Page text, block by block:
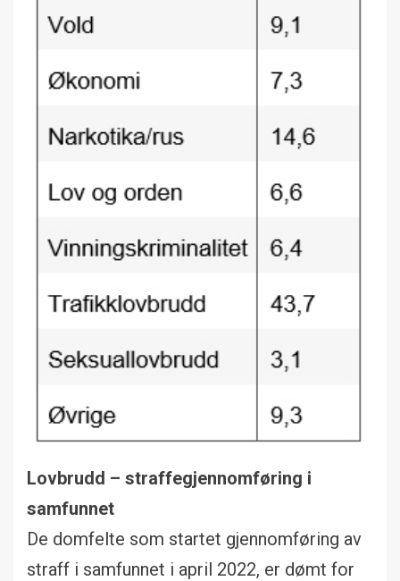
Lovbrudd – straffegjennomføring i
samfunnet
De domfelte som startet gjennomføring av
straff i samfunnet i april 2022, er dømt for